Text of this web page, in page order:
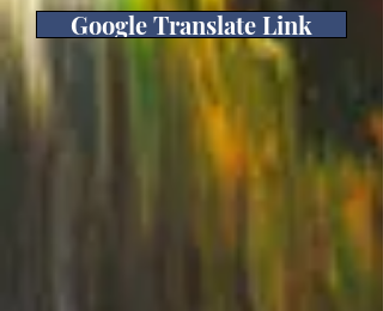
Google Translate Link